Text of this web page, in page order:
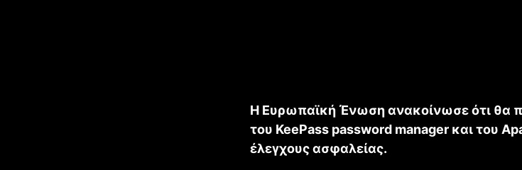
Η Ευρωπαϊκή Ένωση ανακοίνωσε ότι θα
του KeePass password manager και του
έλεγχους ασφαλείας.